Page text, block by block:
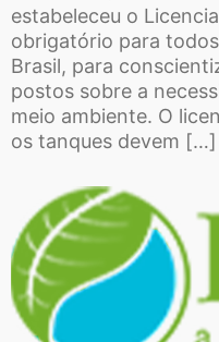
estabeleceu o
obrigatório para
Brasil, para
postos sobre a
meio ambiente. O
os tanques devem […]